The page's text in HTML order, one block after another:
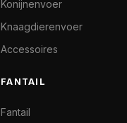
Konijnenvoer
Knaagdierenvoer
Accessoires
FANTAIL
Fantail